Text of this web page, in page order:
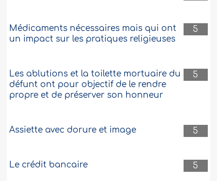
5
Médicaments nécessaires mais qui ont
un impact sur les pratiques religieuses
5
Les ablutions et la toilette mortuaire du
défunt ont pour objectif de le rendre
propre et de préserver son honneur
5
Assiette avec dorure et image
5
Le crédit bancaire